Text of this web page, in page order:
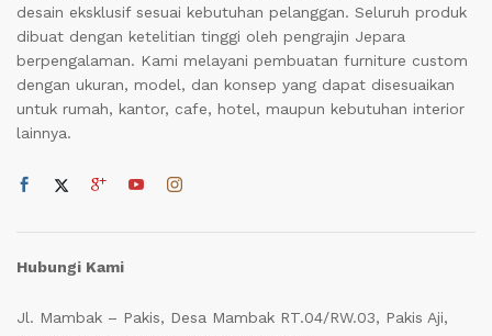
desain eksklusif sesuai kebutuhan pelanggan. Seluruh produk
dibuat dengan ketelitian tinggi oleh pengrajin Jepara
berpengalaman. Kami melayani pembuatan furniture custom
dengan ukuran, model, dan konsep yang dapat disesuaikan
untuk rumah, kantor, cafe, hotel, maupun kebutuhan interior
lainnya.
Hubungi Kami
Jl. Mambak – Pakis, Desa Mambak RT.04/RW.03, Pakis Aji,